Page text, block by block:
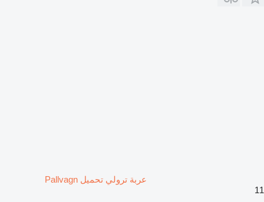
عربة ترولي تحميل Pallvagn
11